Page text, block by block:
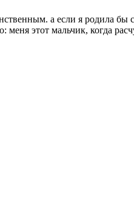
а если я родила бы
этот мальчик, когда